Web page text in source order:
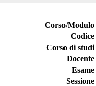
Corso/Modulo
Codice
Corso di studi
Docente
Esame
Sessione